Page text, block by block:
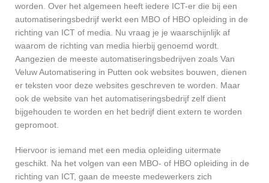
worden. Over het algemeen heeft iedere ICT-er die bij een
automatiseringsbedrijf werkt een MBO of HBO opleiding in de
richting van ICT of media. Nu vraag je je waarschijnlijk af
waarom de richting van media hierbij genoemd wordt.
Aangezien de meeste automatiseringsbedrijven zoals Van
Veluw Automatisering in Putten ook websites bouwen, dienen
er teksten voor deze websites geschreven te worden. Maar
ook de website van het automatiseringsbedrijf zelf dient
bijgehouden te worden en het bedrijf dient extern te worden
gepromoot.
Hiervoor is iemand met een media opleiding uitermate
geschikt. Na het volgen van een MBO- of HBO opleiding in de
richting van ICT, gaan de meeste medewerkers zich